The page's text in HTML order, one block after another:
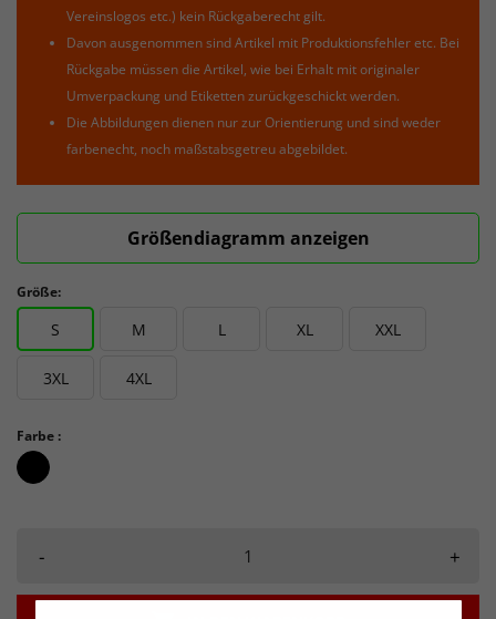
Vereinslogos etc.) kein Rückgaberecht gilt.
Davon ausgenommen sind Artikel mit Produktionsfehler etc. Bei
Rückgabe müssen die Artikel, wie bei Erhalt mit originaler
Umverpackung und Etiketten zurückgeschickt werden.
Die Abbildungen dienen nur zur Orientierung und sind weder
farbenecht, noch maßstabsgetreu abgebildet.
Größendiagramm anzeigen
Größe:
S M L XL XXL
3XL 4XL
Farbe :
schwarz_schwarz
- +